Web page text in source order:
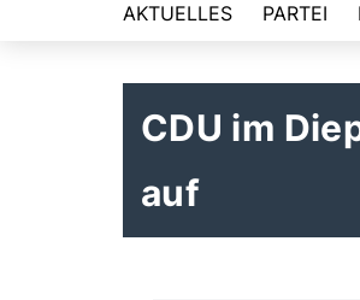
AKTUELLES PARTEI
CDU im
auf